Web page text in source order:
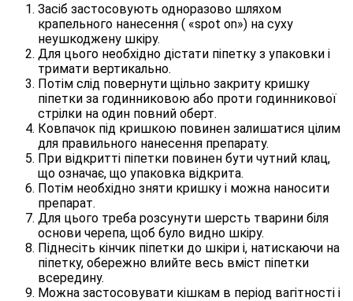
Засіб застосовують одноразово шляхом
крапельного нанесення ( «spot on») на суху
неушкоджену шкіру.
Для цього необхідно дістати піпетку з упаковки і
тримати вертикально.
Потім слід повернути щільно закриту кришку
піпетки за годинниковою або проти годинникової
стрілки на один повний оберт.
Ковпачок під кришкою повинен залишатися цілим
для правильного нанесення препарату.
При відкритті піпетки повинен бути чутний клац,
що означає, що упаковка відкрита.
Потім необхідно зняти кришку і можна наносити
препарат.
Для цього треба розсунути шерсть тварини біля
основи черепа, щоб було видно шкіру.
Піднесіть кінчик піпетки до шкіри і, натискаючи на
піпетку, обережно влийте весь вміст піпетки
всередину.
Можна застосовувати кішкам в період вагітності і